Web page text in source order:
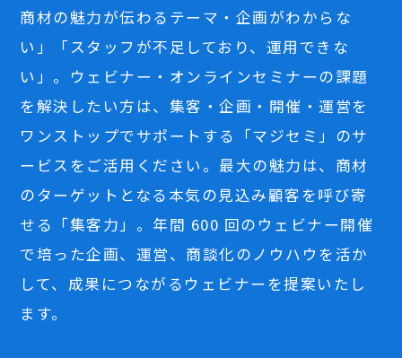
商材の魅力が伝わるテーマ・企画がわからな
い」「スタッフが不足しており、運用できな
い」。ウェビナー・オンラインセミナーの課題
を解決したい方は、集客・企画・開催・運営を
ワンストップでサポートする「マジセミ」のサ
ービスをご活用ください。最大の魅力は、商材
のターゲットとなる本気の見込み顧客を呼び寄
せる「集客力」。年間 600 回のウェビナー開催
で培った企画、運営、商談化のノウハウを活か
して、成果につながるウェビナーを提案いたし
ます。